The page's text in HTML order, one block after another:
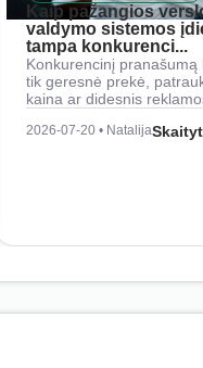
Kaip pažangios
valdymo sistemos
tampa konkurenci...
Konkurencinį pranašumą
tik geresnė prekė,
kaina ar didesnis
2026-07-20 • Natalija